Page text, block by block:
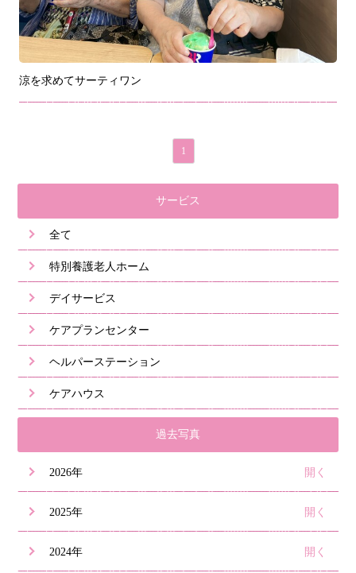
サービス
全て
特別養護老人ホーム
デイサービス
ケアプランセンター
ヘルパーステーション
ケアハウス
過去写真
2026年
2025年
2024年
涼を求めてサーティワン
1